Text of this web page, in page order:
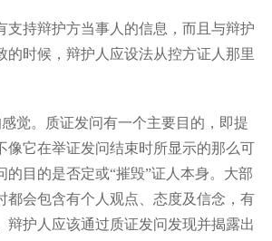
持辩护方当事人的信息，而且与辩护
的时候，辩护人应设法从控方证人那里
感觉。质证发问有一个主要目的，即提
像它在举证发问结束时所显示的那么可
的目的是否定或“摧毁”证人本身。大部
都会包含有个人观点、态度及信念，有
辩护人应该通过质证发问发现并揭露出